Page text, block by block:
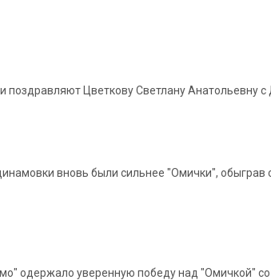
поздравляют Цветкову Светлану Анатольевну
вновь были сильнее "Омички", обыграв
одержало уверенную победу над "Омичкой" со